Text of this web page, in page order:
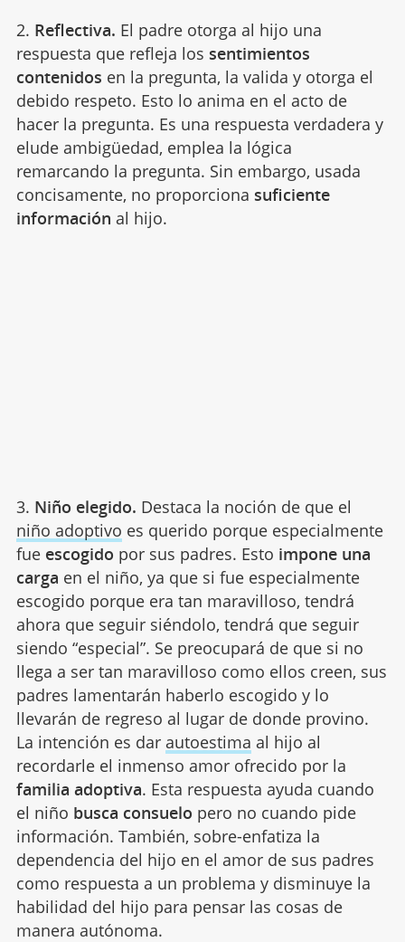
2. Reflectiva. El padre otorga al hijo una
respuesta que refleja los sentimientos
contenidos en la pregunta, la valida y otorga el
debido respeto. Esto lo anima en el acto de
hacer la pregunta. Es una respuesta verdadera y
elude ambigüedad, emplea la lógica
remarcando la pregunta. Sin embargo, usada
concisamente, no proporciona suficiente
información al hijo.
3. Niño elegido. Destaca la noción de que el
niño adoptivo es querido porque especialmente
fue escogido por sus padres. Esto impone una
carga en el niño, ya que si fue especialmente
escogido porque era tan maravilloso, tendrá
ahora que seguir siéndolo, tendrá que seguir
siendo “especial”. Se preocupará de que si no
llega a ser tan maravilloso como ellos creen, sus
padres lamentarán haberlo escogido y lo
llevarán de regreso al lugar de donde provino.
La intención es dar autoestima al hijo al
recordarle el inmenso amor ofrecido por la
familia adoptiva. Esta respuesta ayuda cuando
el niño busca consuelo pero no cuando pide
información. También, sobre-enfatiza la
dependencia del hijo en el amor de sus padres
como respuesta a un problema y disminuye la
habilidad del hijo para pensar las cosas de
manera autónoma.